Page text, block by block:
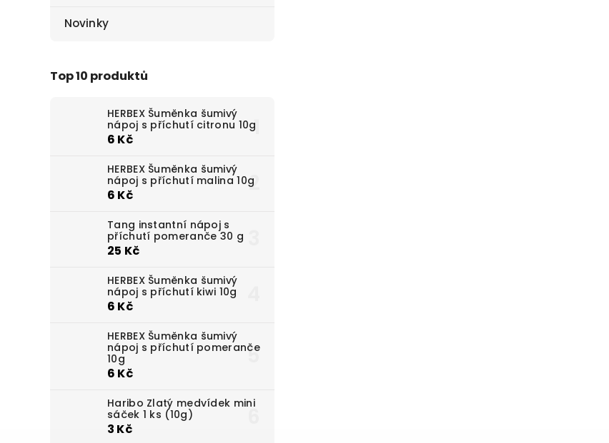
Novinky
Top 10 produktů
HERBEX Šuměnka šumivý
nápoj s příchutí citronu 10g
6 Kč
HERBEX Šuměnka šumivý
nápoj s příchutí malina 10g
6 Kč
Tang instantní nápoj s
příchutí pomeranče 30 g
25 Kč
HERBEX Šuměnka šumivý
nápoj s příchutí kiwi 10g
6 Kč
HERBEX Šuměnka šumivý
nápoj s příchutí pomeranče
10g
6 Kč
Haribo Zlatý medvídek mini
sáček 1 ks (10g)
3 Kč